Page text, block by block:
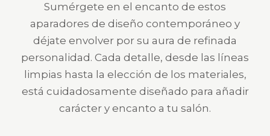
Sumérgete en el encanto de estos
aparadores de diseño contemporáneo y
déjate envolver por su aura de refinada
personalidad. Cada detalle, desde las líneas
limpias hasta la elección de los materiales,
está cuidadosamente diseñado para añadir
carácter y encanto a tu salón.